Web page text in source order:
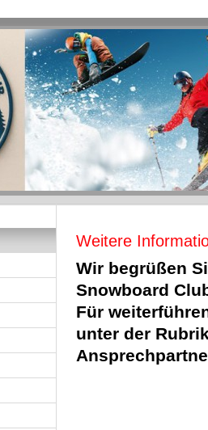
Weitere
Wir begrüßen
Für
unter der